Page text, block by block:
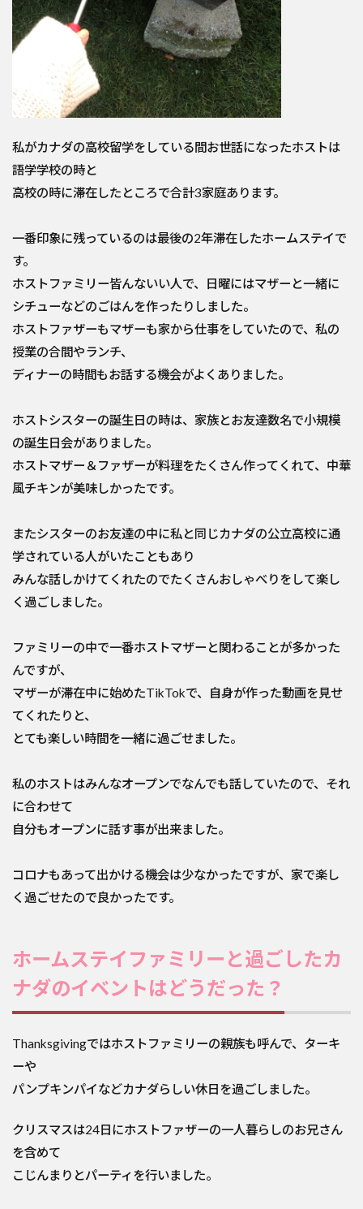
私がカナダの高校留学をしている間お世話になったホストは
語学学校の時と
高校の時に滞在したところで合計3家庭あります。
一番印象に残っているのは最後の2年滞在したホームステイで
す。
ホストファミリー皆んないい人で、日曜にはマザーと一緒に
シチューなどのごはんを作ったりしました。
ホストファザーもマザーも家から仕事をしていたので、私の
授業の合間やランチ、
ディナーの時間もお話する機会がよくありました。
ホストシスターの誕生日の時は、家族とお友達数名で小規模
の誕生日会がありました。
ホストマザー＆ファザーが料理をたくさん作ってくれて、中華
風チキンが美味しかったです。
またシスターのお友達の中に私と同じカナダの公立高校に通
学されている人がいたこともあり
みんな話しかけてくれたのでたくさんおしゃべりをして楽し
く過ごしました。
ファミリーの中で一番ホストマザーと関わることが多かった
んですが、
マザーが滞在中に始めたTikTokで、自身が作った動画を見せ
てくれたりと、
とても楽しい時間を一緒に過ごせました。
私のホストはみんなオープンでなんでも話していたので、それ
に合わせて
自分もオープンに話す事が出来ました。
コロナもあって出かける機会は少なかったですが、家で楽し
く過ごせたので良かったです。
ホームステイファミリーと過ごしたカ
ナダのイベントはどうだった？
Thanksgivingではホストファミリーの親族も呼んで、ターキ
ーや
パンプキンパイなどカナダらしい休日を過ごしました。
クリスマスは24日にホストファザーの一人暮らしのお兄さん
を含めて
こじんまりとパーティを行いました。